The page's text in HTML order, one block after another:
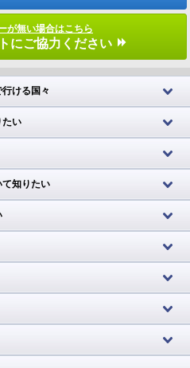
が無い場合はこちら
にご協力ください
ける国々
たい
て知りたい